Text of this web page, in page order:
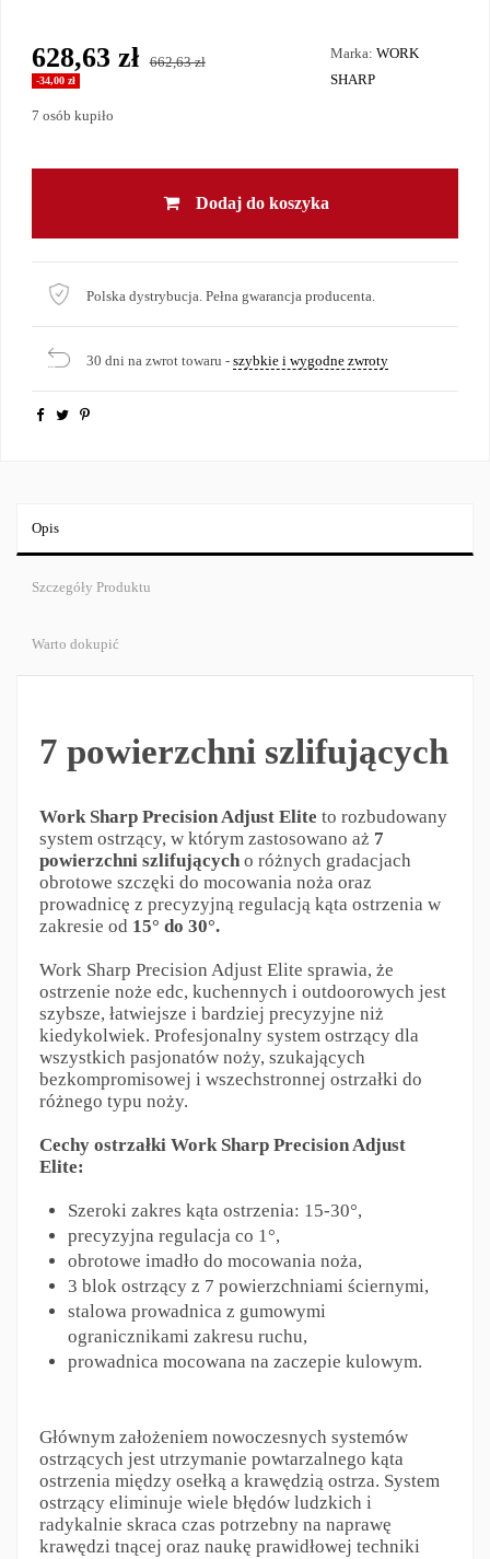
Marka: WORK
SHARP
628,63 zł 662,63 zł
-34,00 zł
7 osób kupiło
Dodaj do koszyka
Polska dystrybucja. Pełna gwarancja producenta.
30 dni na zwrot towaru - szybkie i wygodne zwroty
Opis
Szczegóły Produktu
Warto dokupić
7 powierzchni szlifujących
Work Sharp Precision Adjust Elite to rozbudowany
system ostrzący, w którym zastosowano aż 7
powierzchni szlifujących o różnych gradacjach
obrotowe szczęki do mocowania noża oraz
prowadnicę z precyzyjną regulacją kąta ostrzenia w
zakresie od 15° do 30°.
Work Sharp Precision Adjust Elite sprawia, że
ostrzenie noże edc, kuchennych i outdoorowych jest
szybsze, łatwiejsze i bardziej precyzyjne niż
kiedykolwiek. Profesjonalny system ostrzący dla
wszystkich pasjonatów noży, szukających
bezkompromisowej i wszechstronnej ostrzałki do
różnego typu noży.
Cechy ostrzałki Work Sharp Precision Adjust
Elite:
Szeroki zakres kąta ostrzenia: 15-30°,
precyzyjna regulacja co 1°,
obrotowe imadło do mocowania noża,
3 blok ostrzący z 7 powierzchniami ściernymi,
stalowa prowadnica z gumowymi
ogranicznikami zakresu ruchu,
prowadnica mocowana na zaczepie kulowym.
Głównym założeniem nowoczesnych systemów
ostrzących jest utrzymanie powtarzalnego kąta
ostrzenia między osełką a krawędzią ostrza. System
ostrzący eliminuje wiele błędów ludzkich i
radykalnie skraca czas potrzebny na naprawę
krawędzi tnącej oraz naukę prawidłowej techniki